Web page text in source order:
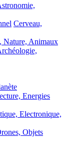
Cerveau,
Nature, Animaux
Energies
Electronique,
Objets